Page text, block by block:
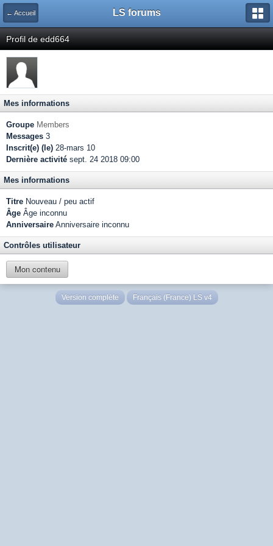
← Accueil LS forums
Profil de edd664
Mes informations
Groupe Members
Messages 3
Inscrit(e) (le) 28-mars 10
Dernière activité sept. 24 2018 09:00
Mes informations
Titre Nouveau / peu actif
Âge Âge inconnu
Anniversaire Anniversaire inconnu
Contrôles utilisateur
Mon contenu
Version complète Français (France) LS v4